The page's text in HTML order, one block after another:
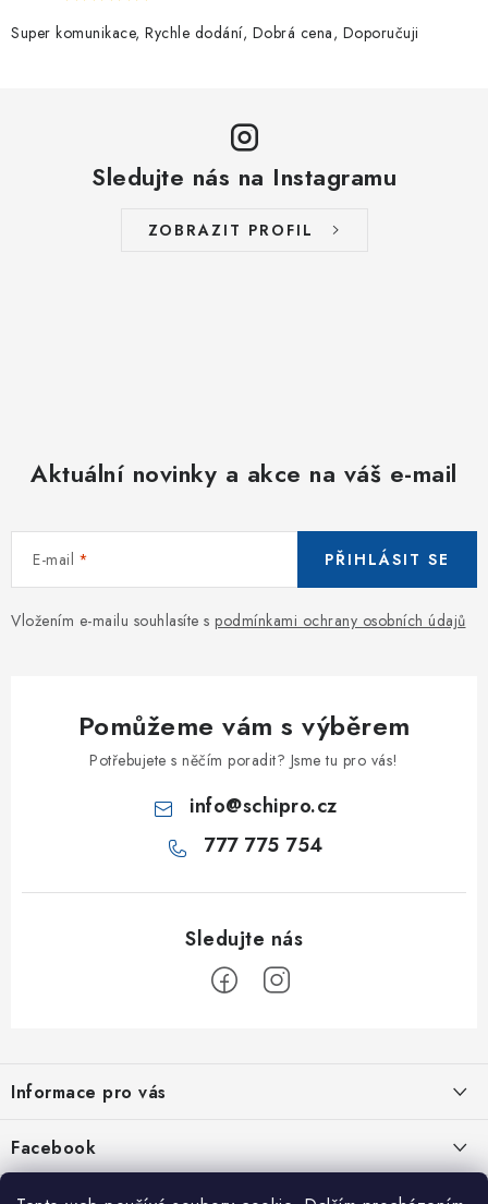
Super komunikace, Rychle dodání, Dobrá cena, Doporučuji
Sledujte nás na Instagramu
ZOBRAZIT PROFIL
Aktuální novinky a akce na váš e-mail
E-mail
Vložením e-mailu souhlasíte s podmínkami ochrany osobních údajů
PŘIHLÁSIT SE
Pomůžeme vám s výběrem
Potřebujete s něčím poradit? Jsme tu pro vás!
info@schipro.cz
777 775 754
p
a
t
Informace pro vás
Obchodní podmínky
Facebook